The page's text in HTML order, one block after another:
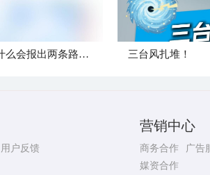
台风“白海豚”为什么会报出两条路径？ 三台风扎堆！
用户反馈
营销中心
商务合作
广告
媒资合作